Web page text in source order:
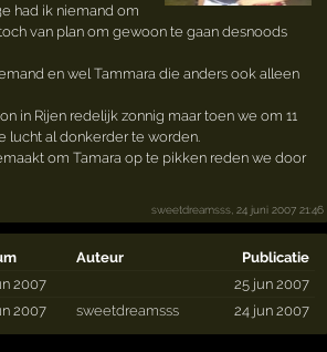
had ik niemand om
van plan om gewoon te gaan desnoods
en wel Tammara die anders ook alleen
in Rijen redelijk zonnig maar toen we om 11
lucht al donkerder te worden.
om Tamara op te pikken reden we door
sweetdreamsss, 24 juni 2007 21:46
Auteur
Publicatie
2007
25 jun 2007
2007 sweetdreamsss 24 jun 2007